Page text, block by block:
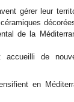
gérer leur
de la
de
en